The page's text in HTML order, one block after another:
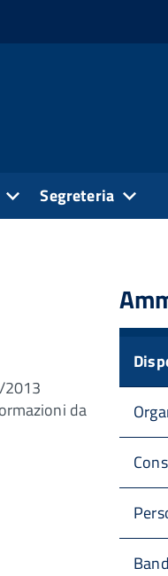
Segreteria
2013
da